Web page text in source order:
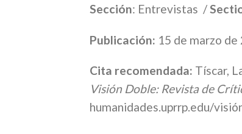
Sección: Entrevistas /
Publicación: 15 de marzo de
Cita recomendada: Tíscar,
Visión Doble: Revista de
humanidades.uprrp.edu/